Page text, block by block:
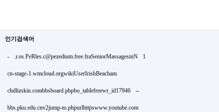
인기검색어
- .r.os.PeRles.c@pezedium.free.fraSeniorMassagesinN 1
cn-stage-1.wmcloud.orgwikiUserIrishBeacham
chdlizskin.combbsboard.phpbo_tablefreewr_id17946 --
bbs.pku.edu.cnv2jump-to.phpurlhttpswww.youtube.com